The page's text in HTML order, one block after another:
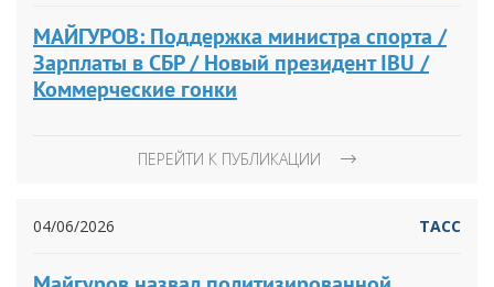
МАЙГУРОВ: Поддержка министра спорта /
Зарплаты в СБР / Новый президент IBU /
Коммерческие гонки
ПЕРЕЙТИ К ПУБЛИКАЦИИ
04/06/2026 ТАСС